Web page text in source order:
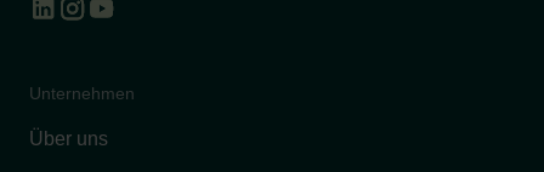
Unternehmen
Über uns